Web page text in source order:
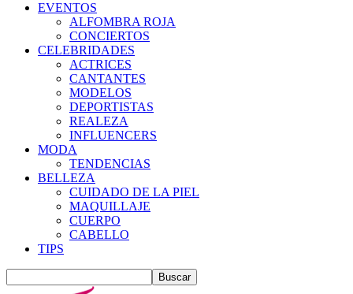
EVENTOS
ALFOMBRA ROJA
CONCIERTOS
CELEBRIDADES
ACTRICES
CANTANTES
MODELOS
DEPORTISTAS
REALEZA
INFLUENCERS
MODA
TENDENCIAS
BELLEZA
CUIDADO DE LA PIEL
MAQUILLAJE
CUERPO
CABELLO
TIPS